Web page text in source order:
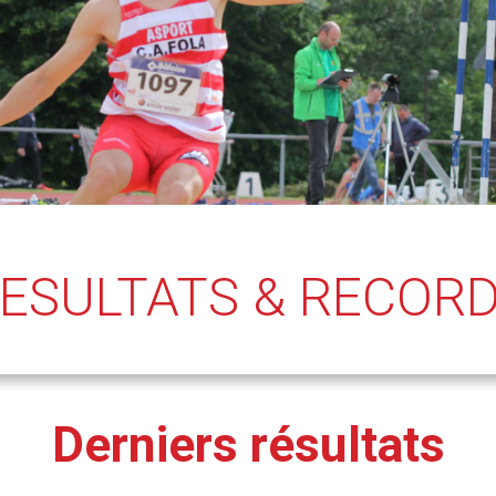
&
Derniers résultats